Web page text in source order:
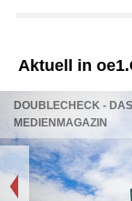
Solist/Solistin:
saxophones,
Solist/Solistin:
unnamed
Solist/Solistin:
Länge: 06:03 min
Label: Ma
Aktuell in
DOUBLECHECK -
MEDIENMAGAZIN